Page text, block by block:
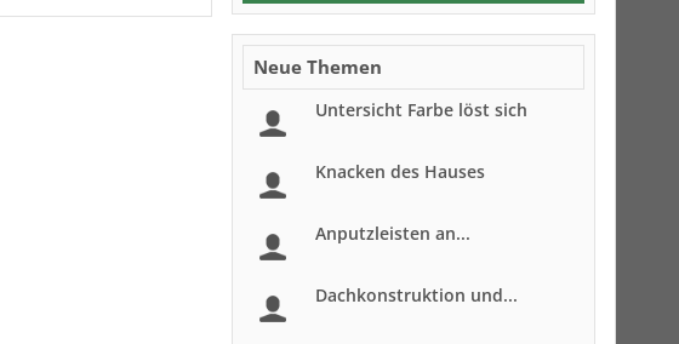
Neue Themen
Untersicht Farbe löst sich
Knacken des Hauses
Anputzleisten an...
Dachkonstruktion und...